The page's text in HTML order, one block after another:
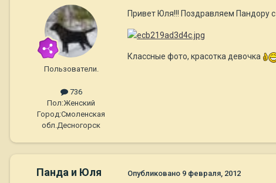
Пользователи.
736
Пол:Женский
Город:Смоленская
обл.Десногорск
Привет Юля!!! Поздравляем Пандору с
Классные фото, красотка девочка
Панда и Юля Опубликовано 9 февраля, 2012